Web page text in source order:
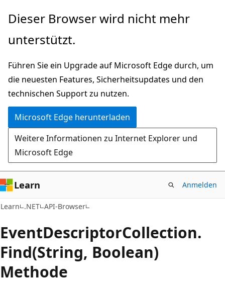
Zu
wechseln
Zur
springen
Dieser Browser wird nicht mehr
unterstützt.
Führen Sie ein Upgrade auf Microsoft Edge durch, um
die neuesten Features, Sicherheitsupdates und den
technischen Support zu nutzen.
Microsoft Edge herunterladen
Weitere Informationen zu Internet Explorer und
Microsoft Edge
Learn Anmelden
Learn .NET API-Browser
EventDescriptorCollection.
Find(String, Boolean)
Methode